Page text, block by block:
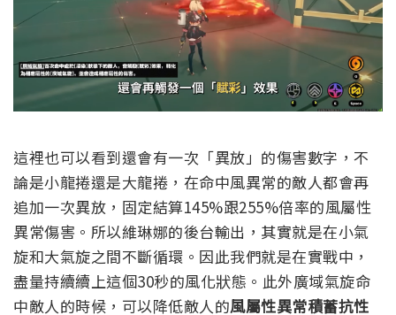
這裡也可以看到還會有一次「異放」的傷害數字， 不
論是小龍捲還是大龍捲，在命中風異常的敵人都會再
追加一次異放，固定結算145%跟255%倍率的風屬性
異常傷害。所以維琳娜的後台輸出，其實就是在小氣
旋和大氣旋之間不斷循環。因此我們就是在實戰中，
盡量持續續上這個30秒的風化狀態。 此外廣域氣旋命
中敵人的時候，可以降低敵人的風屬性異常積蓄抗性